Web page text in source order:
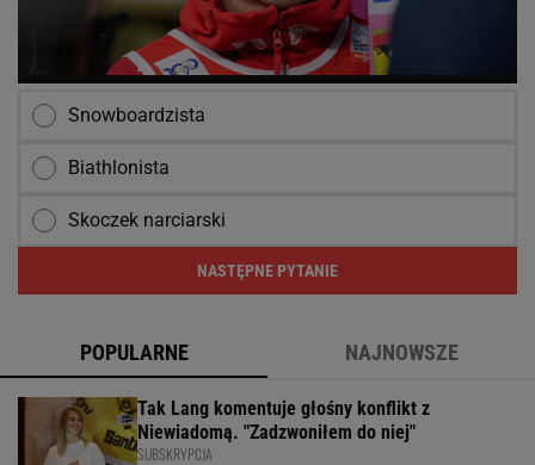
Snowboardzista
Biathlonista
Skoczek narciarski
NASTĘPNE PYTANIE
POPULARNE NAJNOWSZE
Tak Lang komentuje głośny konflikt z
Niewiadomą. "Zadzwoniłem do niej"
SUBSKRYPCJA